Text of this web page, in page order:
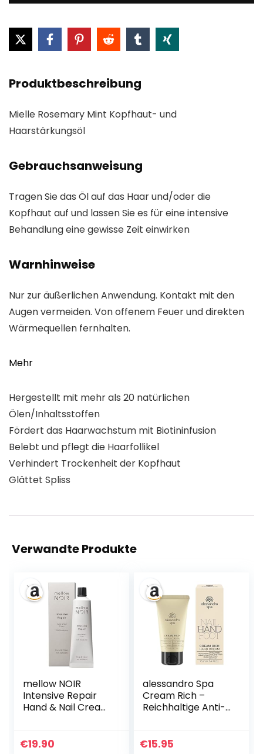
Produktbeschreibung
Mielle Rosemary Mint Kopfhaut- und
Haarstärkungsöl
Gebrauchsanweisung
Tragen Sie das Öl auf das Haar und/oder die
Kopfhaut auf und lassen Sie es für eine intensive
Behandlung eine gewisse Zeit einwirken
Warnhinweise
Nur zur äußerlichen Anwendung. Kontakt mit den
Augen vermeiden. Von offenem Feuer und direkten
Wärmequellen fernhalten.
Mehr
Hergestellt mit mehr als 20 natürlichen
Ölen/Inhaltsstoffen
Fördert das Haarwachstum mit Biotininfusion
Belebt und pflegt die Haarfollikel
Verhindert Trockenheit der Kopfhaut
Glättet Spliss
Verwandte Produkte
mellow NOIR
Intensive Repair
Hand & Nail Cream
raue, trockene
€19.90
alessandro Spa
Cream Rich –
Reichhaltige Anti-
strapazierten
€15.95